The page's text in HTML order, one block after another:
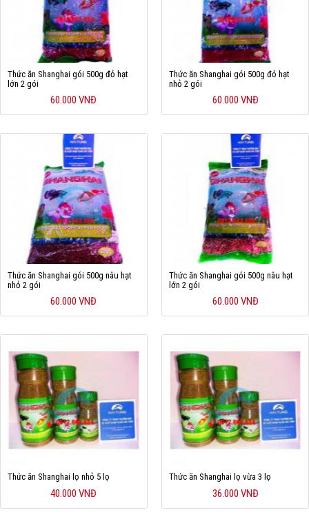
Thức ăn Shanghai gói 500g đỏ hạt
lớn 2 gói
60.000 VNĐ
Thức ăn Shanghai gói 500g đỏ hạt
nhỏ 2 gói
60.000 VNĐ
Thức ăn Shanghai gói 500g nâu hạt
nhỏ 2 gói
60.000 VNĐ
Thức ăn Shanghai gói 500g nâu hạt
lớn 2 gói
60.000 VNĐ
Thức ăn Shanghai lọ nhỏ 5 lọ
40.000 VNĐ
Thức ăn Shanghai lọ vừa 3 lọ
36.000 VNĐ